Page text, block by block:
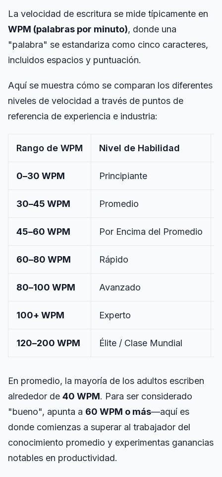
La velocidad de escritura se mide típicamente en
WPM (palabras por minuto), donde una
"palabra" se estandariza como cinco caracteres,
incluidos espacios y puntuación.
Aquí se muestra cómo se comparan los diferentes
niveles de velocidad a través de puntos de
referencia de experiencia e industria:
Rango de WPM Nivel de Habilidad
0–30 WPM Principiante
30–45 WPM Promedio
45–60 WPM Por Encima del Promedio
60–80 WPM Rápido
80–100 WPM Avanzado
100+ WPM Experto
120–200 WPM Élite / Clase Mundial
En promedio, la mayoría de los adultos escriben
alrededor de 40 WPM. Para ser considerado
"bueno", apunta a 60 WPM o más—aquí es
donde comienzas a superar al trabajador del
conocimiento promedio y experimentas ganancias
notables en productividad.